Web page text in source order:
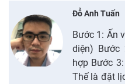
Đỗ Anh Tuấn
Bước 1: Ấn
diện) Bước
hợp Bước
Thế là đặt